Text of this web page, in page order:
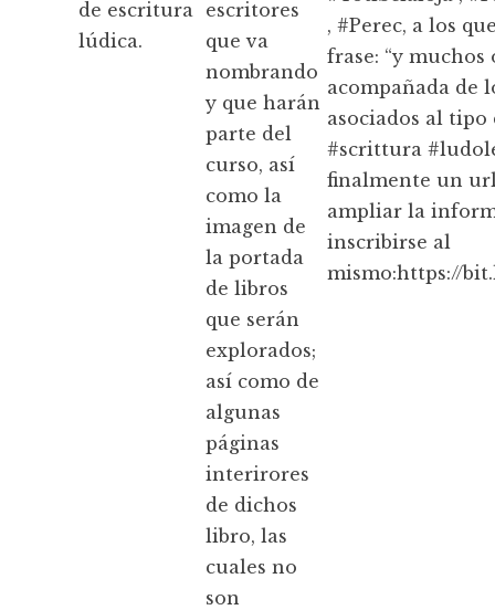
de escritura
lúdica.
escritores
que va
nombrando
y que harán
parte del
curso, así
como la
imagen de
la portada
de libros
que serán
explorados;
así como de
algunas
páginas
interirores
de dichos
libro, las
cuales no
son
, #Perec, a los
frase: “y muchos
acompañada de
asociados al tipo
#scrittura
finalmente un
ampliar la
inscribirse al
mismo:https://